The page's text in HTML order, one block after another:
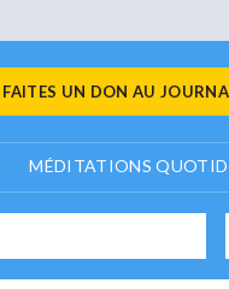
FAITES UN DON AU
MÉDITATIONS